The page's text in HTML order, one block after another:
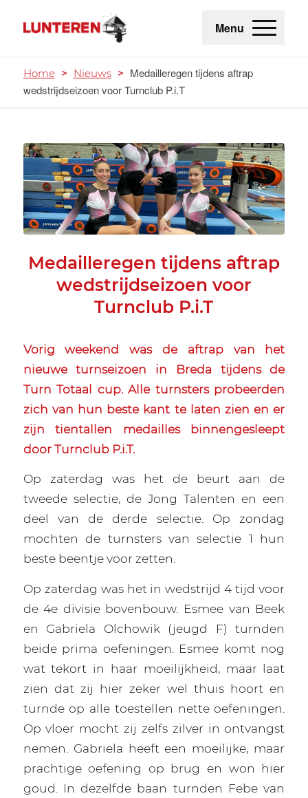
Menu
Home > Nieuws > Medailleregen tijdens aftrap
wedstrijdseizoen voor Turnclub P.i.T
Medailleregen tijdens aftrap
wedstrijdseizoen voor
Turnclub P.i.T
Vorig weekend was de aftrap van het
nieuwe turnseizoen in Breda tijdens de
Turn Totaal cup. Alle turnsters probeerden
zich van hun beste kant te laten zien en er
zijn tientallen medailles binnengesleept
door Turnclub P.i.T.
Op zaterdag was het de beurt aan de
tweede selectie, de Jong Talenten en een
deel van de derde selectie. Op zondag
mochten de turnsters van selectie 1 hun
beste beentje voor zetten.
Op zaterdag was het in wedstrijd 4 tijd voor
de 4e divisie bovenbouw. Esmee van Beek
en Gabriela Olchowik (jeugd F) turnden
beide prima oefeningen. Esmee komt nog
wat tekort in haar moeilijkheid, maar laat
zien dat zij hier zeker wel thuis hoort en
turnde op alle toestellen nette oefeningen.
Op vloer mocht zij zelfs zilver in ontvangst
nemen. Gabriela heeft een moeilijke, maar
prachtige oefening op brug en won hier
goud. In dezelfde baan turnden Febe van